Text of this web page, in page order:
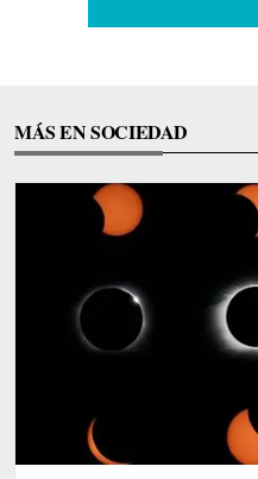
MÁS EN SOCIEDAD